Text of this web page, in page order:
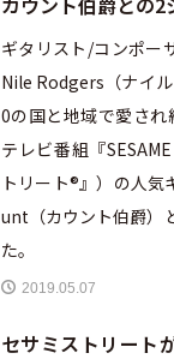
ギタリスト/コンポー
Nile Rodgers（ナイ
0の国と地域で愛さ
テレビ番組『
トリート®︎』）の人
unt（カウント伯爵）
た。
2019.05.07
セサミストリート